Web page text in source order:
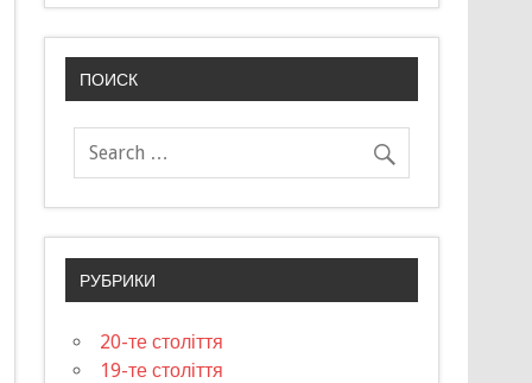
ПОИСК
РУБРИКИ
20-те століття
19-те століття